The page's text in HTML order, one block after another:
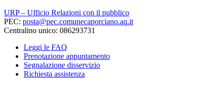
URP – Ufficio Relazioni con il pubblico
PEC: posta@pec.comunecaporciano.aq.it
Centralino unico: 086293731
Leggi le FAQ
Prenotazione appuntamento
Segnalazione disservizio
Richiesta assistenza